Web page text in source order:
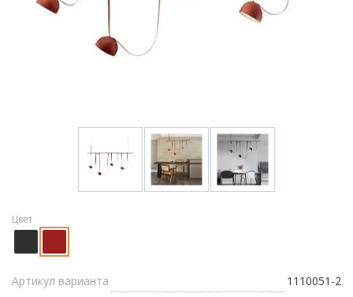
Цвет
Артикул варианта 1110051-2